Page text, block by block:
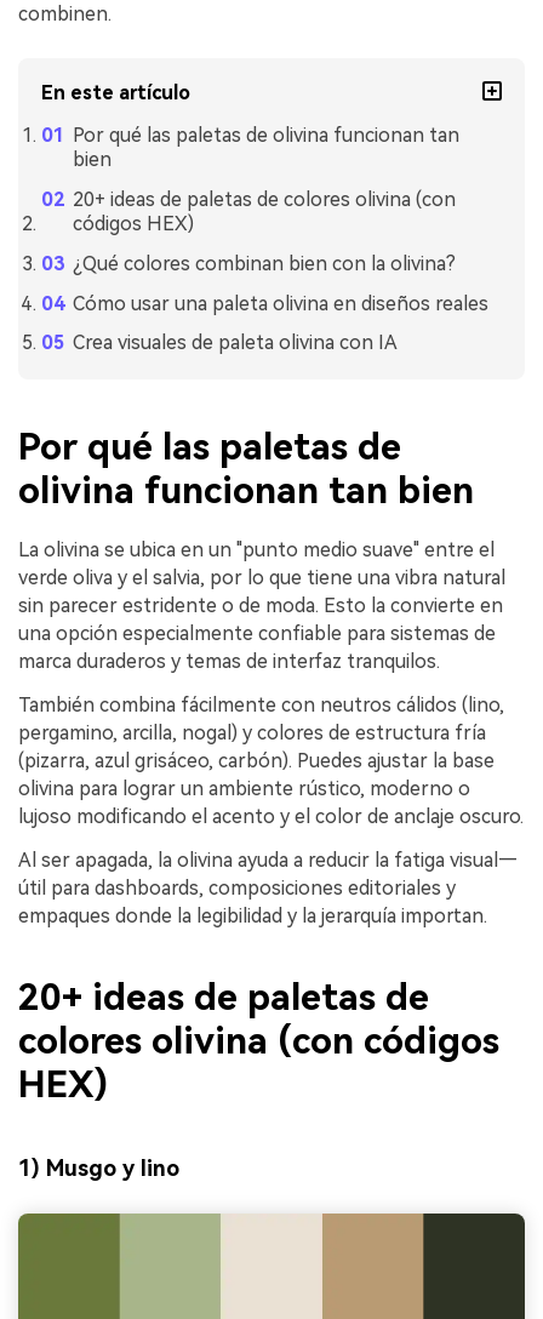
combinen.
En este artículo
Por qué las paletas de olivina funcionan tan
bien
20+ ideas de paletas de colores olivina (con
códigos HEX)
¿Qué colores combinan bien con la olivina?
Cómo usar una paleta olivina en diseños reales
Crea visuales de paleta olivina con IA
Por qué las paletas de
olivina funcionan tan bien
La olivina se ubica en un "punto medio suave" entre el
verde oliva y el salvia, por lo que tiene una vibra natural
sin parecer estridente o de moda. Esto la convierte en
una opción especialmente confiable para sistemas de
marca duraderos y temas de interfaz tranquilos.
También combina fácilmente con neutros cálidos (lino,
pergamino, arcilla, nogal) y colores de estructura fría
(pizarra, azul grisáceo, carbón). Puedes ajustar la base
olivina para lograr un ambiente rústico, moderno o
lujoso modificando el acento y el color de anclaje oscuro.
Al ser apagada, la olivina ayuda a reducir la fatiga visual—
útil para dashboards, composiciones editoriales y
empaques donde la legibilidad y la jerarquía importan.
20+ ideas de paletas de
colores olivina (con códigos
HEX)
1) Musgo y lino